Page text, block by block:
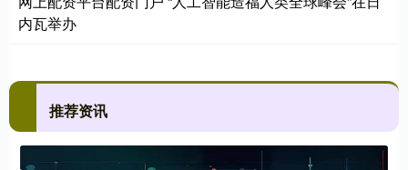
内瓦举办
推荐资讯